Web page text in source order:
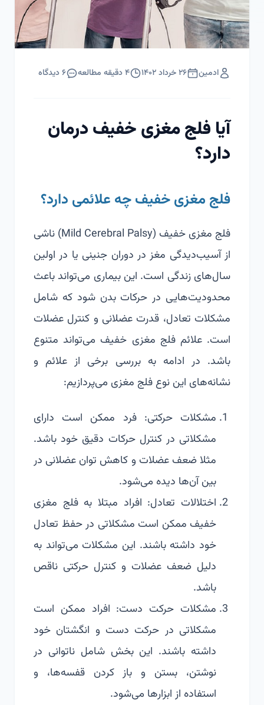
ادمین ۲۶ خرداد ۱۴۰۲ ۴ دقیقه مطالعه ۶ دیدگاه
آیا فلج مغزی خفیف درمان
دارد؟
فلج مغزی خفیف چه علائمی دارد؟
فلج مغزی خفیف (Mild Cerebral Palsy) ناشی
از آسیب‌دیدگی مغز در دوران جنینی یا در اولین
سال‌های زندگی است. این بیماری می‌تواند باعث
محدودیت‌هایی در حرکات بدن شود که شامل
مشکلات تعادل، قدرت عضلانی و کنترل عضلات
است. علائم فلج مغزی خفیف می‌تواند متنوع
باشد. در ادامه به بررسی برخی از علائم و
نشانه‌های این نوع فلج مغزی می‌پردازیم:
مشکلات حرکتی: فرد ممکن است دارای
مشکلاتی در کنترل حرکات دقیق خود باشد.
مثلا ضعف عضلات و کاهش توان عضلانی در
بین آن‌ها دیده می‌شود.
اختلالات تعادل: افراد مبتلا به فلج مغزی
خفیف ممکن است مشکلاتی در حفظ تعادل
خود داشته باشند. این مشکلات می‌تواند به
دلیل ضعف عضلات و کنترل حرکتی ناقص
باشد.
مشکلات حرکت دست: افراد ممکن است
مشکلاتی در حرکت دست و انگشتان خود
داشته باشند. این بخش شامل ناتوانی در
نوشتن، بستن و باز کردن قفسه‌ها، و
استفاده از ابزارها می‌شود.